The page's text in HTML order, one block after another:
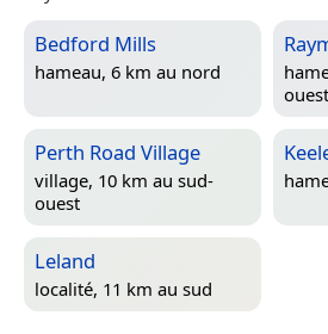
Bedford Mills
hameau, 6 km au nord
ouest
Perth Road Village
village, 10 km au sud-
ouest
Leland
localité, 11 km au sud